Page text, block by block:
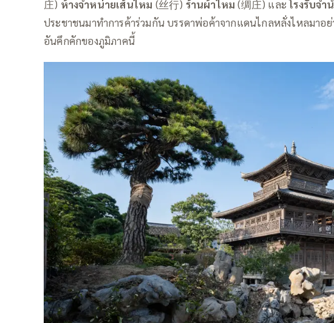
庄) ห้างจำหน่ายเส้นไหม (丝行) ร้านผ้าไหม(绸庄) และโรงรับจำ
ประชาชนมาทำการค้าร่วมกัน บรรดาพ่อค้าจากแดนไกลหลั่งไหลมาอ
อันคึกคักของภูมิภาคนี้